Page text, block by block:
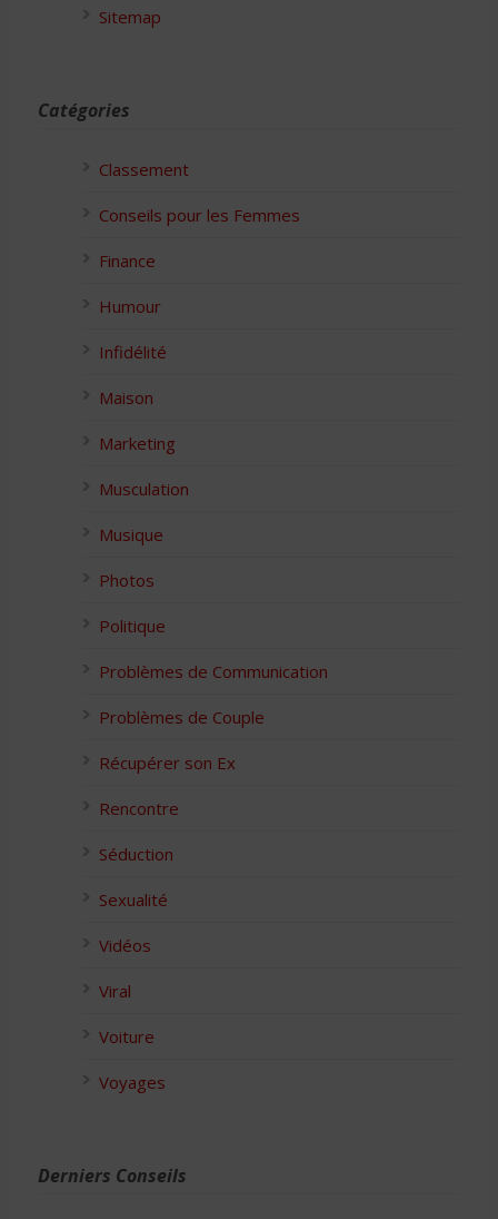
Sitemap
Catégories
Classement
Conseils pour les Femmes
Finance
Humour
Infidélité
Maison
Marketing
Musculation
Musique
Photos
Politique
Problèmes de Communication
Problèmes de Couple
Récupérer son Ex
Rencontre
Séduction
Sexualité
Vidéos
Viral
Voiture
Voyages
Derniers Conseils